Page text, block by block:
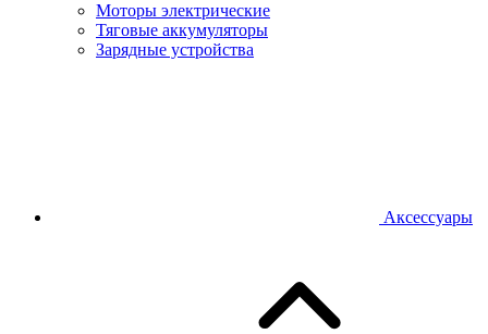
Моторы электрические
Тяговые аккумуляторы
Зарядные устройства
Аксессуары